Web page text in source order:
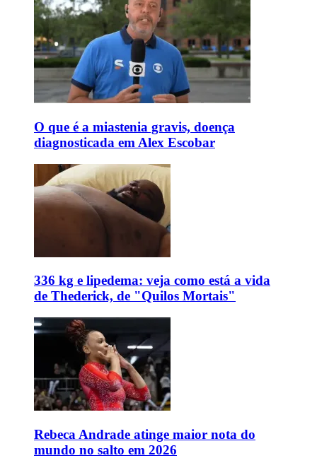
O que é a miastenia gravis, doença
diagnosticada em Alex Escobar
336 kg e lipedema: veja como está a vida
de Thederick, de "Quilos Mortais"
Rebeca Andrade atinge maior nota do
mundo no salto em 2026